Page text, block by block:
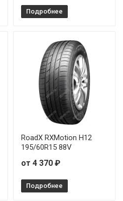
Подробнее
RoadX RXMotion H12
195/60R15 88V
от 4 370 ₽
Подробнее